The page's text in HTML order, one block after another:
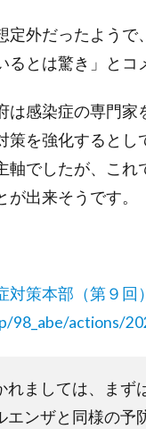
定外だったよう
るとは驚き」とコ
は感染症の専門家
策を強化すると
軸でしたが、こ
出来そうです。
策本部（第９回）
98_abe/actions/
れましては、まず
エンザと同様の予